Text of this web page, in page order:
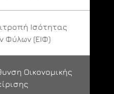
Ισότητας
Φύλων (ΕΙΦ)
Οικονομικής